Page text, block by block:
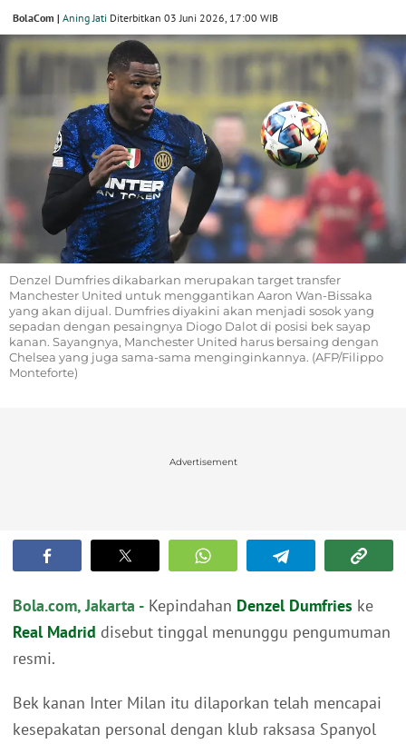
BolaCom | Aning Jati Diterbitkan 03 Juni 2026, 17:00 WIB
Denzel Dumfries dikabarkan merupakan target transfer
Manchester United untuk menggantikan Aaron Wan-Bissaka
yang akan dijual. Dumfries diyakini akan menjadi sosok yang
sepadan dengan pesaingnya Diogo Dalot di posisi bek sayap
kanan. Sayangnya, Manchester United harus bersaing dengan
Chelsea yang juga sama-sama menginginkannya. (AFP/Filippo
Monteforte)
Advertisement
Bola.com, Jakarta - Kepindahan Denzel Dumfries ke
Real Madrid disebut tinggal menunggu pengumuman
resmi.
Bek kanan Inter Milan itu dilaporkan telah mencapai
kesepakatan personal dengan klub raksasa Spanyol